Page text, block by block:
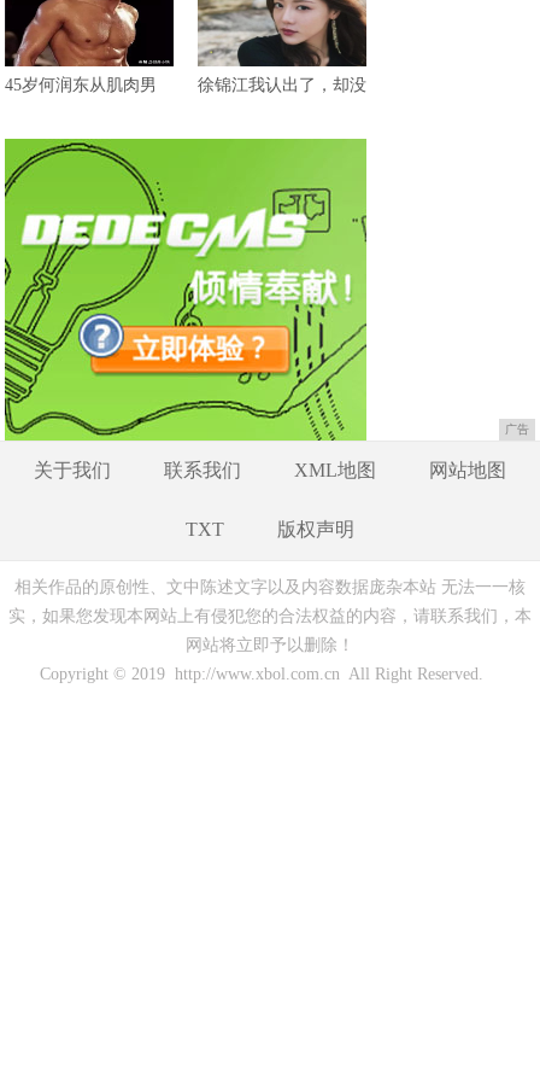
45岁何润东从肌肉男 徐锦江我认出了，却没
广告
关于我们 联系我们 XML地图 网站地图
TXT 版权声明
相关作品的原创性、文中陈述文字以及内容数据庞杂本站 无法一一核
实，如果您发现本网站上有侵犯您的合法权益的内容，请联系我们，本
网站将立即予以删除！
Copyright © 2019 http://www.xbol.com.cn All Right Reserved.